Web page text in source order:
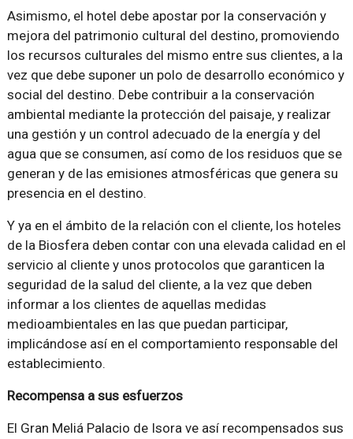
Asimismo, el hotel debe apostar por la conservación y
mejora del patrimonio cultural del destino, promoviendo
los recursos culturales del mismo entre sus clientes, a la
vez que debe suponer un polo de desarrollo económico y
social del destino. Debe contribuir a la conservación
ambiental mediante la protección del paisaje, y realizar
una gestión y un control adecuado de la energía y del
agua que se consumen, así como de los residuos que se
generan y de las emisiones atmosféricas que genera su
presencia en el destino.
Y ya en el ámbito de la relación con el cliente, los hoteles
de la Biosfera deben contar con una elevada calidad en el
servicio al cliente y unos protocolos que garanticen la
seguridad de la salud del cliente, a la vez que deben
informar a los clientes de aquellas medidas
medioambientales en las que puedan participar,
implicándose así en el comportamiento responsable del
establecimiento.
Recompensa a sus esfuerzos
El Gran Meliá Palacio de Isora ve así recompensados sus